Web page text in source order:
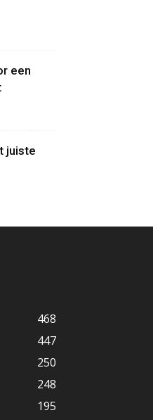
een
juiste
468
447
250
248
195